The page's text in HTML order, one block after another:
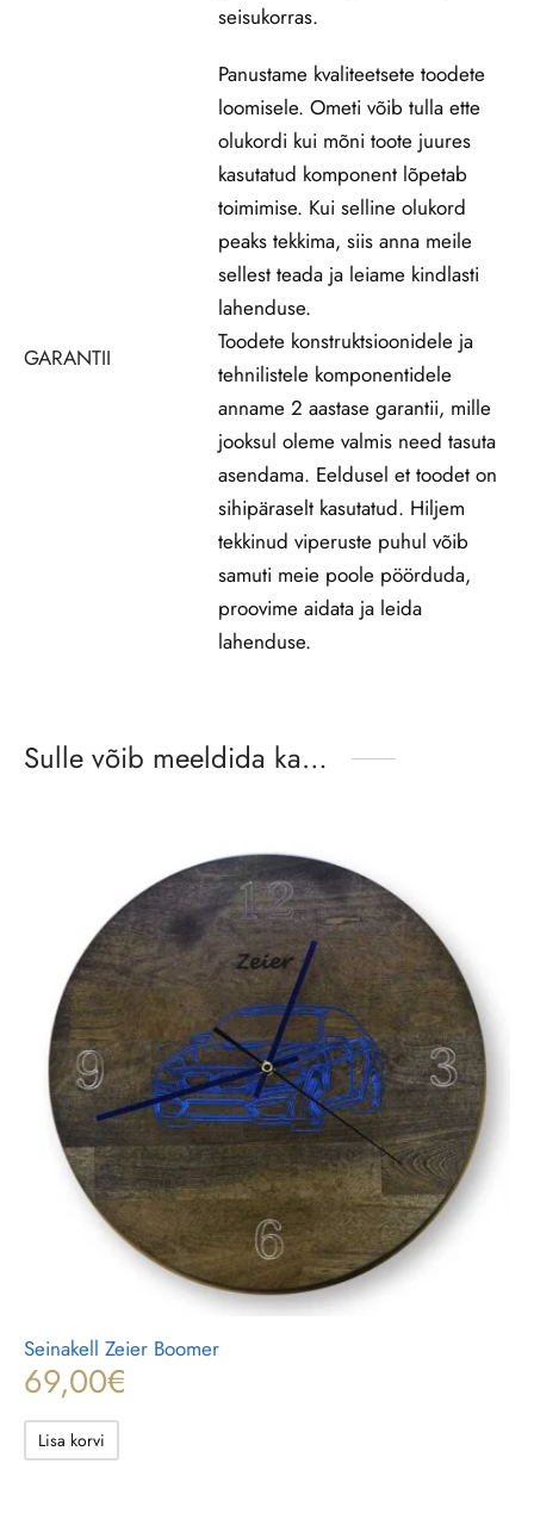
seisukorras.
GARANTII
Panustame kvaliteetsete toodete
loomisele. Ometi võib tulla ette
olukordi kui mõni toote juures
kasutatud komponent lõpetab
toimimise. Kui selline olukord
peaks tekkima, siis anna meile
sellest teada ja leiame kindlasti
lahenduse.
Toodete konstruktsioonidele ja
tehnilistele komponentidele
anname 2 aastase garantii, mille
jooksul oleme valmis need tasuta
asendama. Eeldusel et toodet on
sihipäraselt kasutatud. Hiljem
tekkinud viperuste puhul võib
samuti meie poole pöörduda,
proovime aidata ja leida
lahenduse.
Sulle võib meeldida ka…
Seinakell Zeier Boomer
69,00€
Lisa korvi